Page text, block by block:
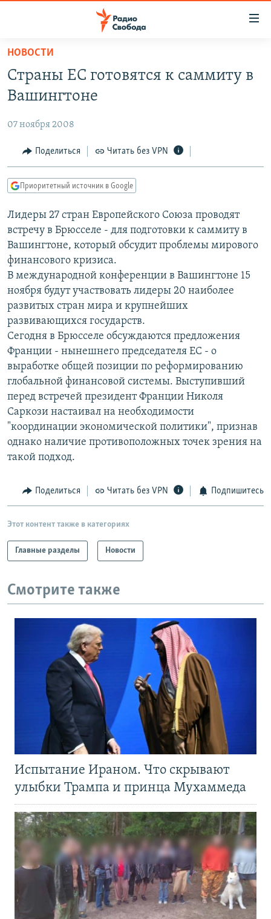
упрощенного
доступа
Вернуться
основному
Вернутся
главной
навигации
Вернутся
поиску
ПОДКАСТЫ
ЦИТАТЫ СВОБОДЫ
МНЕНИЯ
IDEL.РЕАЛИИ
КАВКАЗ.РЕАЛИИ
СЕВЕР.РЕАЛИИ
СИБИРЬ.РЕАЛИИ
РАСПИСАНИЕ ВЕЩАНИЯ
ПОДПИШИТЕСЬ НА РАССЫЛКУ
СОЦИАЛЬНЫЕ СЕТИ
Все сайты РСЕ/РС
НОВОСТИ
Страны ЕС готовятся к саммиту в
Вашингтоне
07 ноября 2008
Поделиться Читать без VPN
Приоритетный источник в Google
Лидеры 27 стран Европейского Союза проводят
встречу в Брюсселе - для подготовки к саммиту в
Вашингтоне, который обсудит проблемы мирового
финансового кризиса.
В международной конференции в Вашингтоне 15
ноября будут участвовать лидеры 20 наиболее
развитых стран мира и крупнейших
развивающихся государств.
Сегодня в Брюсселе обсуждаются предложения
Франции - нынешнего председателя ЕС - о
выработке общей позиции по реформированию
глобальной финансовой системы. Выступивший
перед встречей президент Франции Николя
Саркози настаивал на необходимости
"координации экономической политики", признав
однако наличие противоположных точек зрения на
такой подход.
Поделиться Читать без VPN Подпишитесь
Этот контент также в категориях
Главные разделы Новости
Смотрите также
Испытание Ираном. Что скрывают
улыбки Трампа и принца Мухаммеда